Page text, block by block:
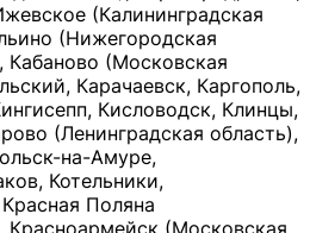
(Калининградская
(Нижегородская
(Московская
Карачаевск, Каргополь,
Кисловодск, Клинцы,
(Ленинградская область),
на-Амуре,
Котельники,
Поляна
Красноармейск (Московская